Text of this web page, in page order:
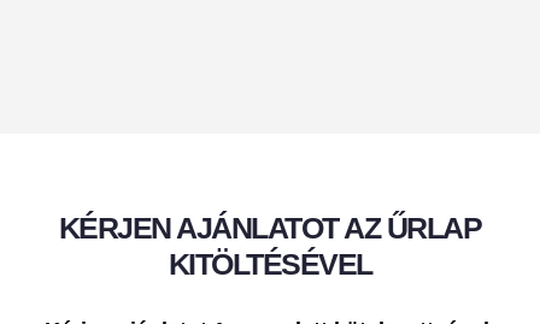
KÉRJEN AJÁNLATOT AZ ŰRLAP
KITÖLTÉSÉVEL